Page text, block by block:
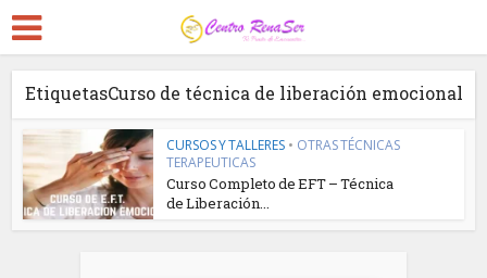
EtiquetasCurso de técnica de liberación emocional
CURSOS Y TALLERES • OTRAS TÉCNICAS
TERAPEUTICAS
Curso Completo de EFT – Técnica
de Liberación...